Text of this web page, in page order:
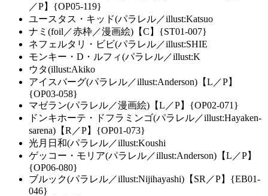
／P】{OP05-119}
ユースタス・キッド(パラレル／illust:Katsuo
ナミ(foil／赤枠／漫画絵)【C】{ST01-007}
ネフェルタリ・ビビ(パラレル／illust:SHIE
モンキー・D・ルフィ(パラレル／illust:K
ウタ(illust:Akiko
アイスバーグ(パラレル／illust:Anderson)【L／P】
{OP03-058}
マゼラン(パラレル／漫画絵)【L／P】{OP02-071}
ドンキホーテ・ドフラミンゴ(パラレル／illust:Hayaken-
sarena)【R／P】{OP01-073}
光月日和(パラレル／illust:Koushi
ゲッコー・モリア(パラレル／illust:Anderson)【L／P】
{OP06-080}
ブルック(パラレル／illust:Nijihayashi)【SR／P】{EB01-
046}